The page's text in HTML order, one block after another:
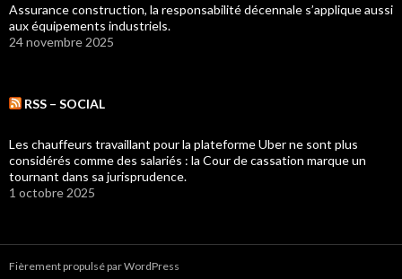
Assurance construction, la responsabilité décennale s’applique aussi
aux équipements industriels.
24 novembre 2025
RSS – SOCIAL
Les chauffeurs travaillant pour la plateforme Uber ne sont plus
considérés comme des salariés : la Cour de cassation marque un
tournant dans sa jurisprudence.
1 octobre 2025
Fièrement propulsé par WordPress